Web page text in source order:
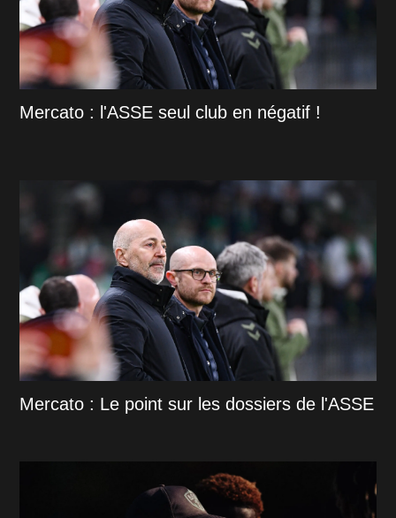
Mercato : l'ASSE seul club en négatif !
Mercato : Le point sur les dossiers de l'ASSE